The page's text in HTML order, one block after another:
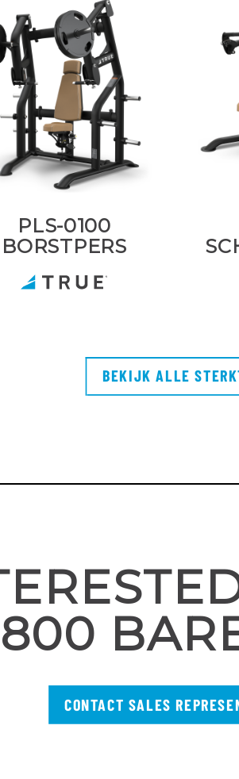
PLS-0100
BORSTPERS
BEKIJK ALLE
CONTACT SALES